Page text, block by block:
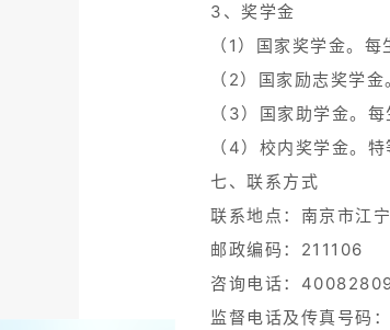
3、奖学金
（1）国家奖学金。
（2）国家励志奖学
（3）国家助学金。
（4）校内奖学金。
七、联系方式
联系地点：南京市江
邮政编码：211106
咨询电话：
监督电话及传真号码